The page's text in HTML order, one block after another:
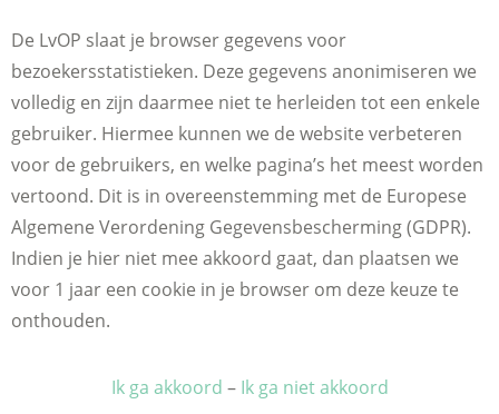
De LvOP slaat je browser gegevens voor
bezoekersstatistieken. Deze gegevens anonimiseren we
volledig en zijn daarmee niet te herleiden tot een enkele
gebruiker. Hiermee kunnen we de website verbeteren
voor de gebruikers, en welke pagina’s het meest worden
vertoond. Dit is in overeenstemming met de Europese
Algemene Verordening Gegevensbescherming (GDPR).
Indien je hier niet mee akkoord gaat, dan plaatsen we
voor 1 jaar een cookie in je browser om deze keuze te
onthouden.
Ik ga akkoord – Ik ga niet akkoord